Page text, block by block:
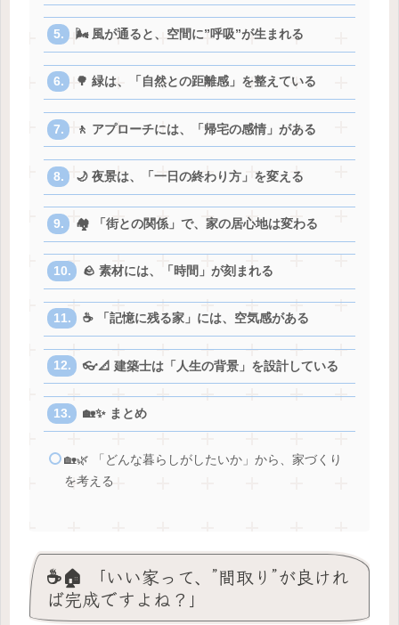
🌬️ 風が通ると、空間に”呼吸”が生まれる
🌳 緑は、「自然との距離感」を整えている
🚶 アプローチには、「帰宅の感情」がある
🌙 夜景は、「一日の終わり方」を変える
🏘️ 「街との関係」で、家の居心地は変わる
🪨 素材には、「時間」が刻まれる
☕️ 「記憶に残る家」には、空気感がある
👓📐 建築士は「人生の背景」を設計している
🏡✨ まとめ
🏡🌿 「どんな暮らしがしたいか」から、家づくり
を考える
☕️🏠 「いい家って、”間取り”が良けれ
ば完成ですよね？」